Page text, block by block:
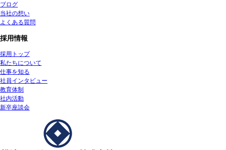
ブログ
当社の想い
よくある質問
採用情報
採用トップ
私たちについて
仕事を知る
社員インタビュー
教育体制
社内活動
新卒座談会